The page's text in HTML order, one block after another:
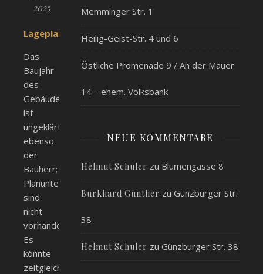
2025
Lageplan
Das
Baujahr
des
Gebäudes
ist
ungeklärt,
ebenso
der
Bauherr;
Planunterlagen
sind
nicht
vorhanden.
Es
könnte
zeitgleich
Memminger Str. 1
Heilig-Geist-Str. 4 und 6
Östliche Promenade 9 / An der Mauer
14 – ehem. Volksbank
NEUE KOMMENTARE
Helmut Schuler zu Blumengasse 8
Burkhard Günther zu Günzburger Str.
38
Helmut Schuler zu Günzburger Str. 38